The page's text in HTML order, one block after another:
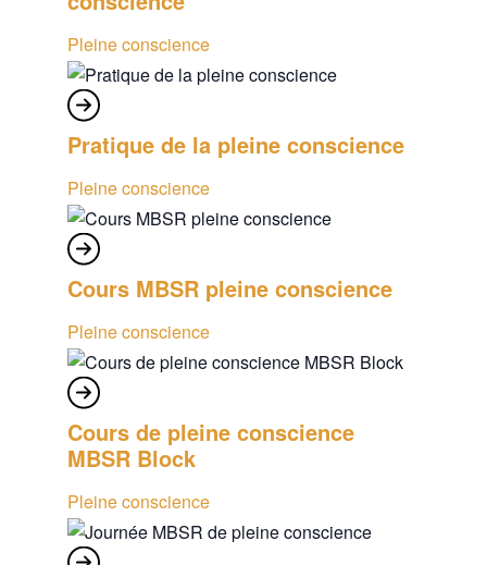
Pleine conscience
Pratique de la pleine conscience
Pleine conscience
Cours MBSR pleine conscience
Pleine conscience
Cours de pleine conscience
MBSR Block
Pleine conscience